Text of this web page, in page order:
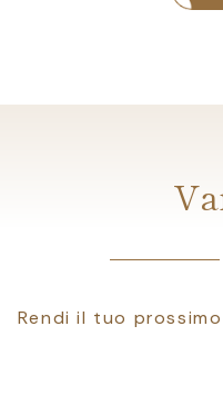
Rendi il tuo